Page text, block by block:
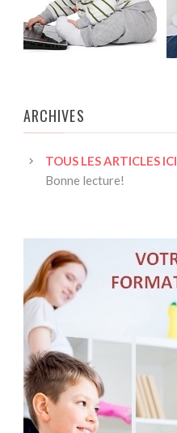
ARCHIVES
TOUS LES ARTICLES ICI
Bonne lecture!